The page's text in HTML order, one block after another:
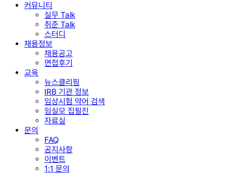
커뮤니티
실무 Talk
취준 Talk
스터디
채용정보
채용공고
면접후기
교육
뉴스클리핑
IRB 기관 정보
임상시험 약어 검색
임실모 집필진
자료실
문의
FAQ
공지사항
이벤트
1:1 문의